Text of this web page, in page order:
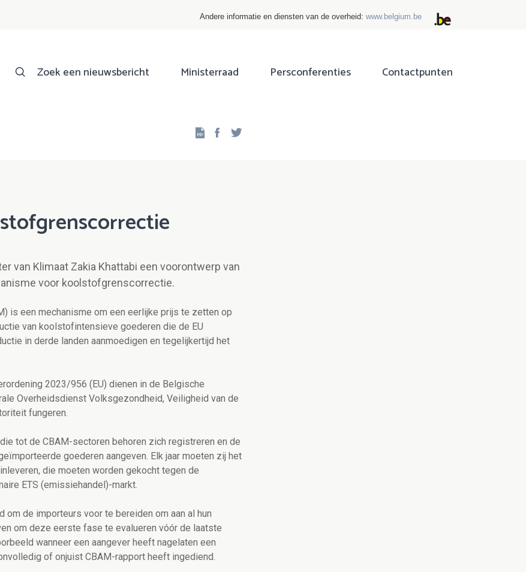
Andere informatie en diensten van de overheid: www.belgium.be
Zoek een nieuwsbericht Ministerraad Persconferenties Contactpunten
Facebook
van Klimaat Zakia Khattabi een voorontwerp van
voor koolstofgrenscorrectie.
is een mechanisme om een eerlijke prijs te zetten op
van koolstofintensieve goederen die de EU
in derde landen aanmoedigen en tegelijkertijd het
2023/956 (EU) dienen in de Belgische
Overheidsdienst Volksgezondheid, Veiligheid van de
fungeren.
tot de CBAM-sectoren behoren zich registreren en de
goederen aangeven. Elk jaar moeten zij het
die moeten worden gekocht tegen de
ETS (emissiehandel)-markt.
de importeurs voor te bereiden om aan al hun
om deze eerste fase te evalueren vóór de laatste
wanneer een aangever heeft nagelaten een
of onjuist CBAM-rapport heeft ingediend.